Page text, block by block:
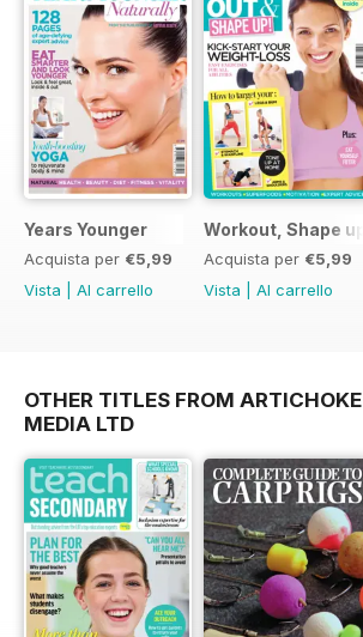
Years Younger
Acquista per €5,99
Vista
Al carrello
Workout, Shape up
Acquista per €5,99
Vista
Al carrello
OTHER TITLES FROM ARTICHOKE
MEDIA LTD